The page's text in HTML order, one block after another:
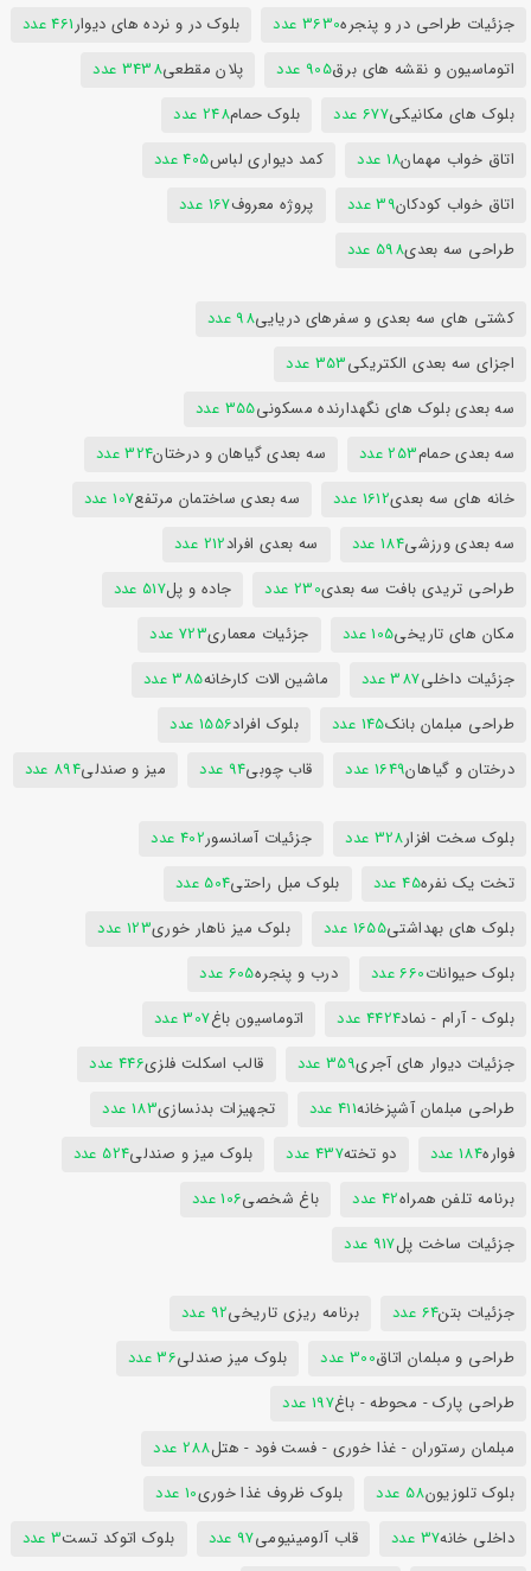
جزئیات طراحی در و پنجره3630 عدد بلوک در و نرده های دیوار461 عدد
اتوماسیون و نقشه های برق905 عدد پلان مقطعی3438 عدد
بلوک های مکانیکی677 عدد بلوک حمام248 عدد
اتاق خواب مهمان18 عدد کمد دیواری لباس405 عدد
اتاق خواب کودکان39 عدد پروژه معروف167 عدد
طراحی سه بعدی598 عدد
کشتی های سه بعدی و سفرهای دریایی98 عدد
اجزای سه بعدی الکتریکی353 عدد
سه بعدی بلوک های نگهدارنده مسکونی355 عدد
سه بعدی حمام253 عدد سه بعدی گیاهان و درختان324 عدد
خانه های سه بعدی1612 عدد سه بعدی ساختمان مرتفع107 عدد
سه بعدی ورزشی184 عدد سه بعدی افراد212 عدد
طراحی تریدی بافت سه بعدی230 عدد جاده و پل517 عدد
مکان های تاریخی105 عدد جزئیات معماری723 عدد
جزئیات داخلی387 عدد ماشین الات کارخانه385 عدد
طراحی مبلمان بانک145 عدد بلوک افراد1556 عدد
درختان و گیاهان1649 عدد قاب چوبی94 عدد میز و صندلی894 عدد
بلوک سخت افزار328 عدد جزئیات آسانسور402 عدد
تخت یک نفره45 عدد بلوک مبل راحتی504 عدد
بلوک های بهداشتی1655 عدد بلوک میز ناهار خوری123 عدد
بلوک حیوانات660 عدد درب و پنجره605 عدد
بلوک - آرام - نماد4424 عدد اتوماسیون باغ307 عدد
جزئیات دیوار های آجری359 عدد قالب اسکلت فلزی446 عدد
طراحی مبلمان آشپزخانه411 عدد تجهیزات بدنسازی183 عدد
فواره184 عدد دو تخته437 عدد بلوک میز و صندلی524 عدد
برنامه تلفن همراه42 عدد باغ شخصی106 عدد
جزئیات ساخت پل917 عدد
جزئیات بتن64 عدد برنامه ریزی تاریخی92 عدد
طراحی و مبلمان اتاق300 عدد بلوک میز صندلی36 عدد
طراحی پارک - محوطه - باغ197 عدد
مبلمان رستوران - غذا خوری - فست فود - هتل288 عدد
بلوک تلوزیون58 عدد بلوک ظروف غذا خوری10 عدد
داخلی خانه37 عدد قاب آلومینیومی97 عدد بلوک اتوکد تست3 عدد